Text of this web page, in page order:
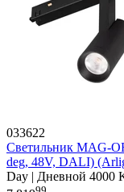
033622
Светильник MAG-
deg, 48V, DALI)
Day | Дневной 4000